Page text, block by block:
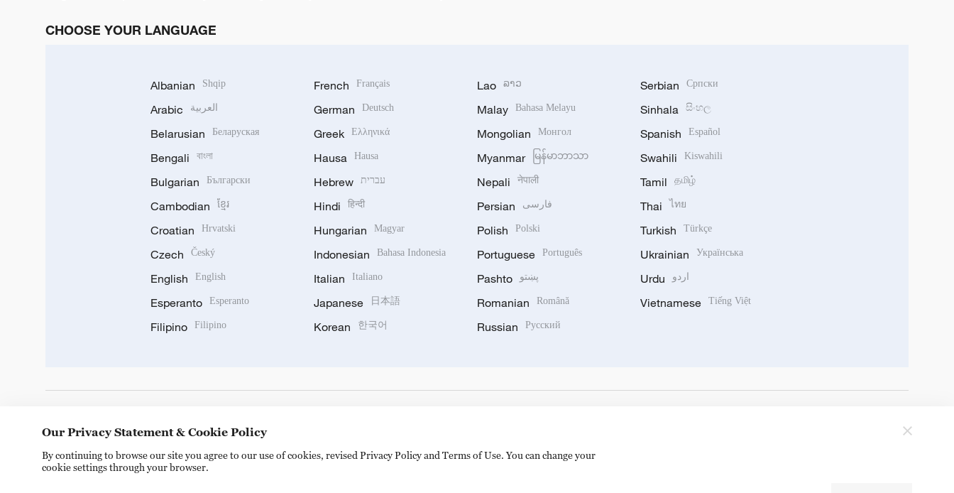
CHOOSE YOUR LANGUAGE
Albanian Shqip
Arabic العربية
Belarusian Беларуская
Bengali বাংলা
Bulgarian Български
Cambodian ខ្មែរ
Croatian Hrvatski
Czech Český
English English
Esperanto Esperanto
Filipino Filipino
French Français
German Deutsch
Greek Ελληνικά
Hausa Hausa
Hebrew עברית
Hindi हिन्दी
Hungarian Magyar
Indonesian Bahasa Indonesia
Italian Italiano
Japanese 日本語
Korean 한국어
Lao ລາວ
Malay Bahasa Melayu
Mongolian Монгол
Myanmar မြန်မာဘာသာ
Nepali नेपाली
Persian فارسی
Polish Polski
Portuguese Português
Pashto پښتو
Romanian Română
Russian Русский
Serbian Српски
Sinhala සිංහල
Spanish Español
Swahili Kiswahili
Tamil தமிழ்
Thai ไทย
Turkish Türkçe
Ukrainian Українська
Urdu اردو
Vietnamese Tiếng Việt
Our Privacy Statement & Cookie Policy
By continuing to browse our site you agree to our use of cookies, revised Privacy Policy and Terms of Use. You can change your
cookie settings through your browser.